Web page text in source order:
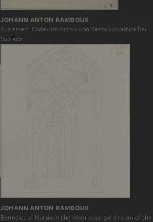
JOHANN ANTON RAMBOUX
Aus einem Codex im Archiv von Santa Scolastica bei
Subiaco
JOHANN ANTON RAMBOUX
Benedict of Nursia in the inner courtyard room of the